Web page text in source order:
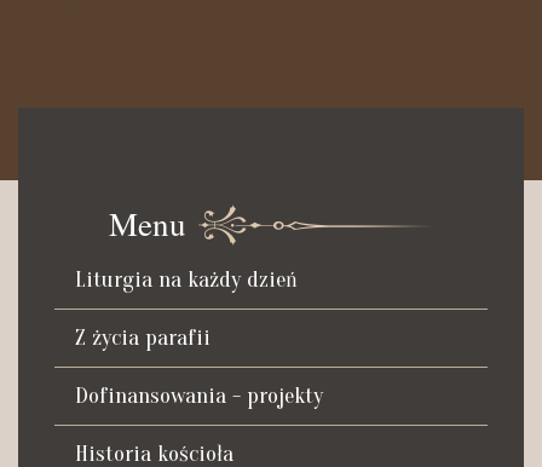
Czynna od poniedziałku do soboty do godz. 8.30 oraz po Mszy
św. wieczornej do godz. 18.00.
Telefon dyżurny: +48 665 034 305
Zwiedzanie kościoła i ekspozycji muzealnej:
kustosz-przewodnik
Roman Postek + 48 667 684 406
Parafia św. Piotra z Alkantary
i św. Antoniego z Padwy
Menu
Liturgia na każdy dzień
Z życia parafii
Dofinansowania - projekty
Historia kościoła